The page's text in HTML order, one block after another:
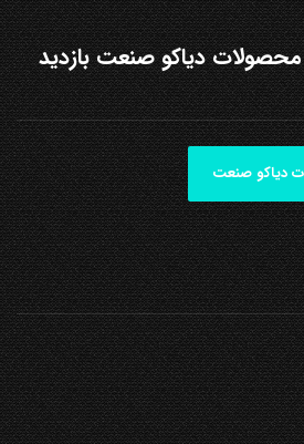
محصولات دیاکو صنعت بازدید
دیاکو صنعت